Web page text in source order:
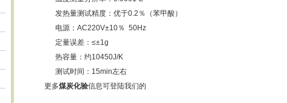
发热量测试精度：优于0.2％（苯甲酸）
电源：AC220V±10％ 50Hz
定量误差：≤±1g
热容量：约10450J/K
测试时间：15min左右
更多煤炭化验信息可登陆我们的